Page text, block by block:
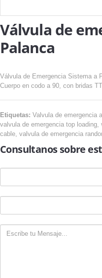
Válvula de
Palanca
Válvula de Emergencia Sistema a
Cuerpo en codo a 90, con bridas
Etiquetas: Valvula de emergencia
valvula de emergencia top
cable, valvula de emergencia
Consultanos sobre